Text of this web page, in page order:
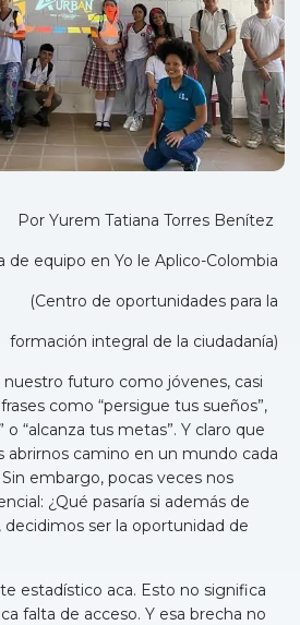
Por Yurem Tatiana Torres Benítez
de equipo en Yo le Aplico-Colombia
(Centro de oportunidades para la
formación integral de la ciudadanía)
futuro como jóvenes, casi
como “persigue tus sueños”,
o “alcanza tus metas”. Y claro que
abrirnos camino en un mundo cada
embargo, pocas veces nos
¿Qué pasaría si además de
ser la oportunidad de
estadístico aca. Esto no significa
falta de acceso. Y esa brecha no